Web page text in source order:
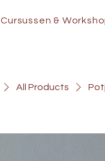
Cursussen &
All Products